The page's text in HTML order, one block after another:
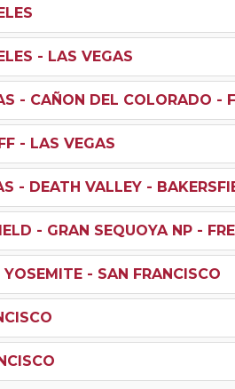
- LAS VEGAS
- CAÑON DEL COLORADO -
- LAS VEGAS
- DEATH VALLEY -
- GRAN SEQUOYA NP -
YOSEMITE - SAN FRANCISCO